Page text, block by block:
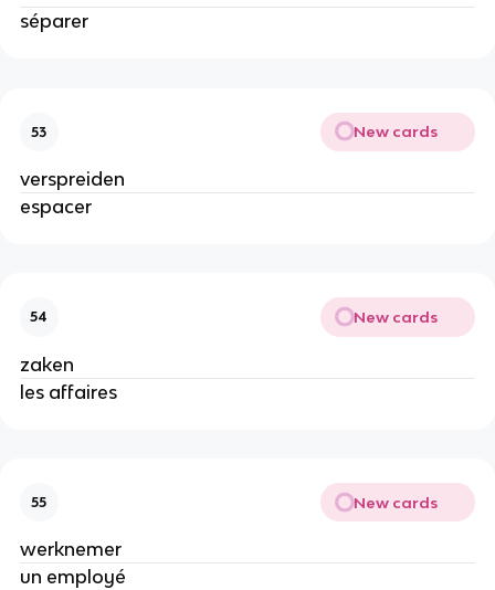
séparer
53 New cards
verspreiden
espacer
54 New cards
zaken
les affaires
55 New cards
werknemer
un employé